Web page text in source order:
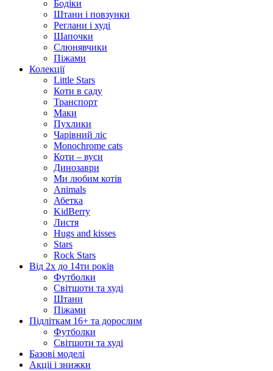
Бодіки
Штани і повзунки
Реглани і худі
Шапочки
Слюнявчики
Піжами
Колекції
Little Stars
Коти в саду
Транспорт
Маки
Пухлики
Чарівний ліс
Monochrome cats
Коти – вуси
Динозаври
Ми любим котів
Animals
Абетка
KidBerry
Листя
Hugs and kisses
Stars
Rock Stars
Від 2х до 14ти років
Футболки
Світшоти та худі
Штани
Піжами
Підліткам 16+ та дорослим
Футболки
Світшоти та худі
Базові моделі
Акціі і знижки